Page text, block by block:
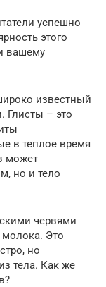
успешно
этого
вашему
известный
Глисты – это
в теплое время
может
но и тело
червями
Это
но
тела. Как же